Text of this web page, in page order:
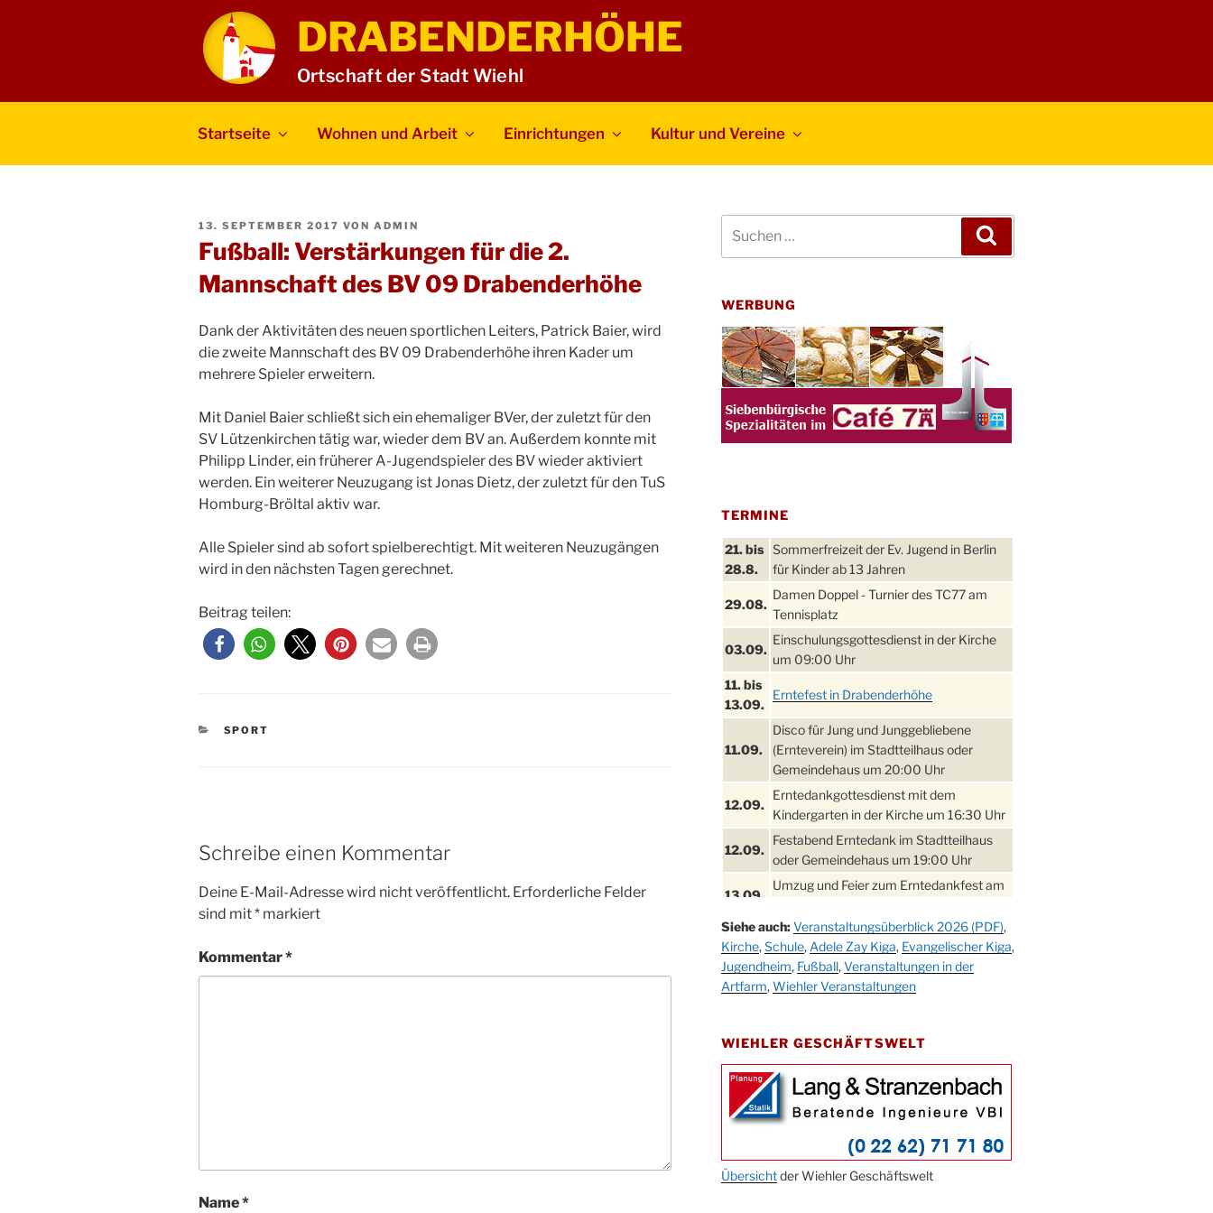
DRABENDERHÖHE
Ortschaft der Stadt Wiehl
Startseite Wohnen und Arbeit Einrichtungen Kultur und Vereine
VERÖFFENTLICHT
13. SEPTEMBER 2017 VON ADMIN
Fußball: Verstärkungen für die 2.
Mannschaft des BV 09 Drabenderhöhe
Dank der Aktivitäten des neuen sportlichen Leiters, Patrick Baier, wird
die zweite Mannschaft des BV 09 Drabenderhöhe ihren Kader um
mehrere Spieler erweitern.
Mit Daniel Baier schließt sich ein ehemaliger BVer, der zuletzt für den
SV Lützenkirchen tätig war, wieder dem BV an. Außerdem konnte mit
Philipp Linder, ein früherer A-Jugendspieler des BV wieder aktiviert
werden. Ein weiterer Neuzugang ist Jonas Dietz, der zuletzt für den TuS
Homburg-Bröltal aktiv war.
Alle Spieler sind ab sofort spielberechtigt. Mit weiteren Neuzugängen
wird in den nächsten Tagen gerechnet.
Beitrag teilen:
KATEGORIEN
SPORT
Schreibe einen Kommentar
Deine E-Mail-Adresse wird nicht veröffentlicht. Erforderliche Felder
sind mit* markiert
Kommentar*
Name*
nach:
WERBUNG
TERMINE
21. bis
28.8.
Sommerfreizeit der Ev. Jugend in Berlin
für Kinder ab 13 Jahren
29.08.
Damen Doppel - Turnier des TC77 am
Tennisplatz
03.09.
Einschulungsgottesdienst in der Kirche
um 09:00 Uhr
11. bis
13.09.
Erntefest in Drabenderhöhe
11.09.
Disco für Jung und Junggebliebene
(Ernteverein) im Stadtteilhaus oder
Gemeindehaus um 20:00 Uhr
12.09.
Erntedankgottesdienst mit dem
Kindergarten in der Kirche um 16:30 Uhr
12.09.
Festabend Erntedank im Stadtteilhaus
oder Gemeindehaus um 19:00 Uhr
13.09.
Umzug und Feier zum Erntedankfest am
19.09.
Schlagerabend im Stadtteilhaus
Drabenderhöhe
25. u.
26.09.
Oktoberfest im Cafe XXS
10-12 Uhr
09.10.
Afterwork-Andacht um 18:00 Uhr in der
Kirche
Sandmännchen-Gottesdienst in der
11.10.
Oktoberfest MGV im Stadtteilhaus um
Siehe auch: Veranstaltungsüberblick 2026 (PDF),
Kirche,Schule, Adele Zay Kiga, Evangelischer Kiga,
Jugendheim, Fußball,Veranstaltungen in der
Artfarm,Wiehler Veranstaltungen
WIEHLER GESCHÄFTSWELT
Übersichtder Wiehler Geschäftswelt